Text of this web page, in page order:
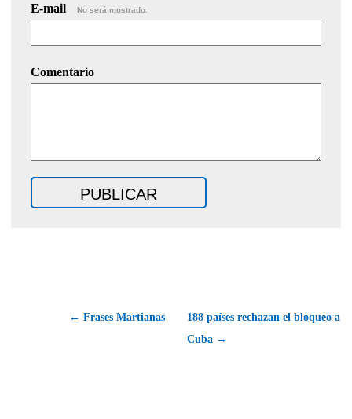
E-mail No será mostrado.
Comentario
← Frases Martianas
188 países rechazan el bloqueo a
Cuba →